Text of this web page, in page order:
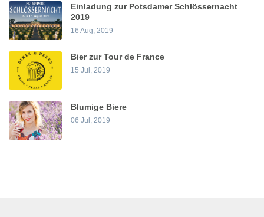
Einladung zur Potsdamer Schlössernacht
2019
16 Aug, 2019
Bier zur Tour de France
15 Jul, 2019
Blumige Biere
06 Jul, 2019